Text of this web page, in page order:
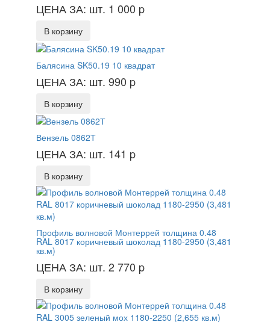
ЦЕНА ЗА: шт. 1 000 p
В корзину
Балясина SK50.19 10 квадрат
ЦЕНА ЗА: шт. 990 p
В корзину
Вензель 0862Т
ЦЕНА ЗА: шт. 141 p
В корзину
Профиль волновой Монтеррей толщина 0.48
RAL 8017 коричневый шоколад 1180-2950 (3,481
кв.м)
ЦЕНА ЗА: шт. 2 770 p
В корзину